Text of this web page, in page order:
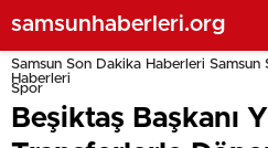
samsunhaberleri.org
Samsun Son Dakika Haberleri Samsun
Haberleri
Spor
Beşiktaş Başkanı